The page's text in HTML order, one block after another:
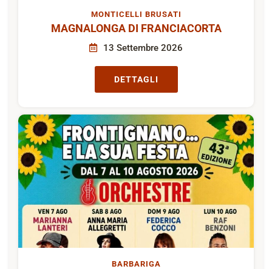
MONTICELLI BRUSATI
MAGNALONGA DI FRANCIACORTA
13 Settembre 2026
DETTAGLI
BARBARIGA